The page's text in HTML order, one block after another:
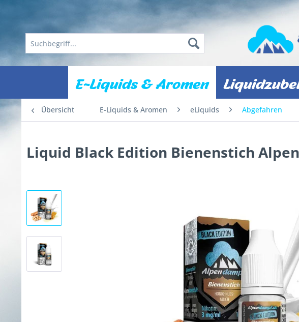
E-Liquids & Aromen
Übersicht E-Liquids & Aromen eLiquids Abgefahren
Liquid Black Edition Bienenstich